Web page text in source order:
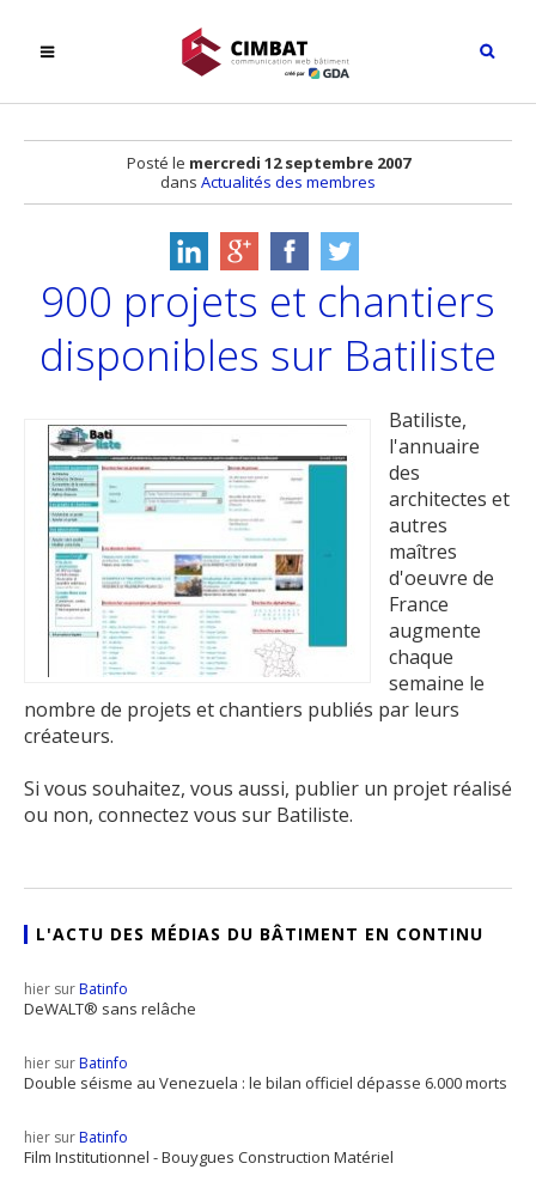
Posté le mercredi 12 septembre 2007
dans Actualités des membres
900 projets et chantiers
disponibles sur Batiliste
Batiliste,
l'annuaire
des
architectes et
autres
maîtres
d'oeuvre de
France
augmente
chaque
semaine le
nombre de projets et chantiers publiés par leurs
créateurs.
Si vous souhaitez, vous aussi, publier un projet réalisé
ou non, connectez vous sur Batiliste.
L'ACTU DES MÉDIAS DU BÂTIMENT EN CONTINU
hier surBatinfo
DeWALT® sans relâche
hier surBatinfo
Double séisme au Venezuela : le bilan officiel dépasse 6.000 morts
hier surBatinfo
Film Institutionnel - Bouygues Construction Matériel